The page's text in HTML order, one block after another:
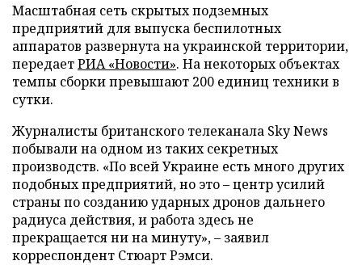
Масштабная сеть скрытых подземных
предприятий для выпуска беспилотных
аппаратов развернута на украинской территории,
передаетРИА «Новости». На некоторых объектах
темпы сборки превышают 200 единиц техники в
сутки.
Журналисты британского телеканала Sky News
побывали на одном из таких секретных
производств. «По всей Украине есть много других
подобных предприятий, но это – центр усилий
страны по созданию ударных дронов дальнего
радиуса действия, и работа здесь не
прекращается ни на минуту», – заявил
корреспондент Стюарт Рэмси.